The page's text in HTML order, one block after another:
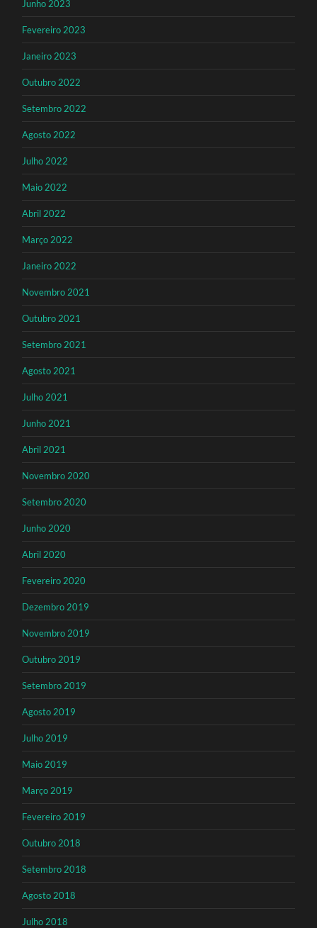
Junho 2023
Fevereiro 2023
Janeiro 2023
Outubro 2022
Setembro 2022
Agosto 2022
Julho 2022
Maio 2022
Abril 2022
Março 2022
Janeiro 2022
Novembro 2021
Outubro 2021
Setembro 2021
Agosto 2021
Julho 2021
Junho 2021
Abril 2021
Novembro 2020
Setembro 2020
Junho 2020
Abril 2020
Fevereiro 2020
Dezembro 2019
Novembro 2019
Outubro 2019
Setembro 2019
Agosto 2019
Julho 2019
Maio 2019
Março 2019
Fevereiro 2019
Outubro 2018
Setembro 2018
Agosto 2018
Julho 2018